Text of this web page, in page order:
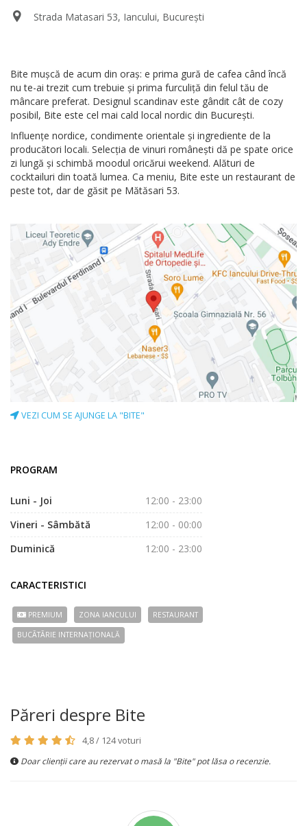
Strada Matasari 53, Iancului, București
Bite mușcă de acum din oraș: e prima gură de cafea când încă
nu te-ai trezit cum trebuie și prima furculiță din felul tău de
mâncare preferat. Designul scandinav este gândit cât de cozy
posibil, Bite este cel mai cald local nordic din București.
Influențe nordice, condimente orientale și ingrediente de la
producători locali. Selecția de vinuri românești dă pe spate orice
zi lungă și schimbă moodul oricărui weekend. Alături de
cocktailuri din toată lumea. Ca meniu, Bite este un restaurant de
peste tot, dar de găsit pe Mătăsari 53.
VEZI CUM SE AJUNGE LA "BITE"
PROGRAM
Luni - Joi
12:00 - 23:00
Vineri - Sâmbătă
12:00 - 00:00
Duminică
12:00 - 23:00
CARACTERISTICI
PREMIUM ZONA IANCULUI RESTAURANT
BUCÃTÃRIE INTERNAȚIONALĂ
Păreri despre Bite
4,8 / 124 voturi
Doar clienții care au rezervat o masă la "Bite" pot lăsa o recenzie.